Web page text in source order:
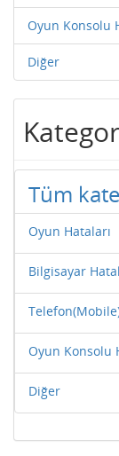
Oyun Konsolu
Diğer
Tüm
Oyun Hataları
Bilgisayar
Oyun Konsolu
Diğer